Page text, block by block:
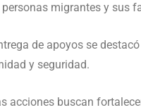
migrantes y sus
de apoyos se
y seguridad.
acciones buscan